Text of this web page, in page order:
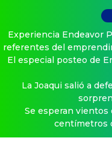
Experiencia Endeavor
referentes del
El especial posteo de
La Joaqui salió a
Se esperan vientos
centímetros